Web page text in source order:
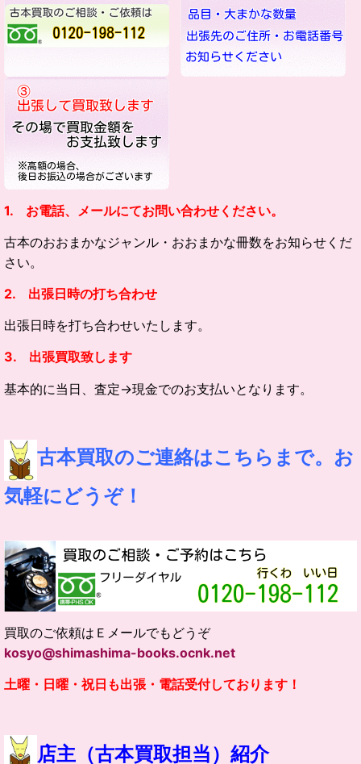
1. お電話、メールにてお問い合わせください。
古本のおおまかなジャンル・ おおまかな冊数をお知らせくだ
さい。
2. 出張日時の打ち合わせ
出張日時を打ち合わせいたします。
3. 出張買取致します
基本的に当日、査定→現金でのお支払いとなります。
古本買取のご連絡はこちらまで。お
気軽にどうぞ！
買取のご依頼はＥメールでもどうぞ
kosyo@shimashima-books.ocnk.net
土曜・日曜・祝日も出張・電話受付しております！
店主（古本買取担当）紹介